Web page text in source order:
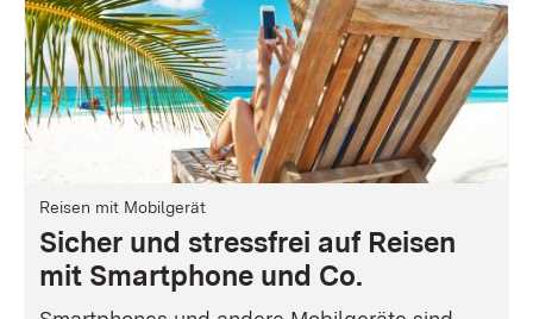
Reisen mit Mobilgerät
Sicher und stressfrei auf Reisen
mit Smartphone und Co.